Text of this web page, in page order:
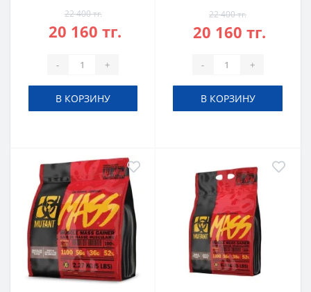
22 400 тг.
20 160 тг.
- +
В КОРЗИНУ
22 400 тг.
20 160 тг.
- +
В КОРЗИНУ